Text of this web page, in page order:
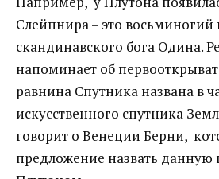
Слейпнира – это восьминогий
скандинавского бога Одина.
напоминает об
равнина Спутника названа в
искусственного спутника
говорит о Венеции Берни,
предложение назвать данную